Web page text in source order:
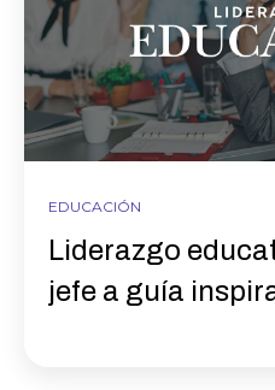
EDUCACIÓN
Liderazgo
jefe a guía